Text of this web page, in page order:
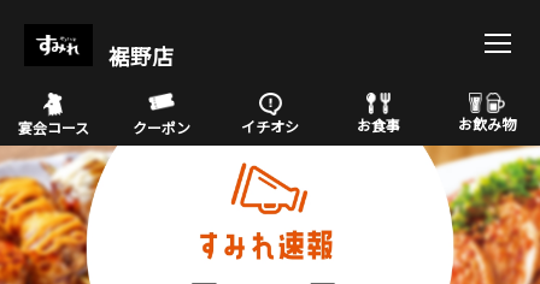
裾野店
宴会コース クーポン イチオシ お食事 お飲み物